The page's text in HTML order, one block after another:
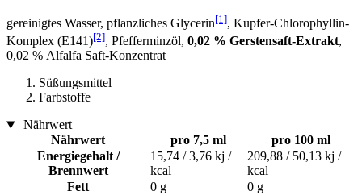
gereinigtes Wasser, pflanzliches Glycerin[1], Kupfer-Chlorophyllin-
Komplex (E141)[2], Pfefferminzöl, 0,02 % Gerstensaft-Extrakt,
0,02 % Alfalfa Saft-Konzentrat
Süßungsmittel
Farbstoffe
Nährwert
Nährwert
pro 7,5 ml
pro 100 ml
Energiegehalt /
Brennwert
15,74 / 3,76 kj /
kcal
209,88 / 50,13 kj /
kcal
Fett
0 g
0 g